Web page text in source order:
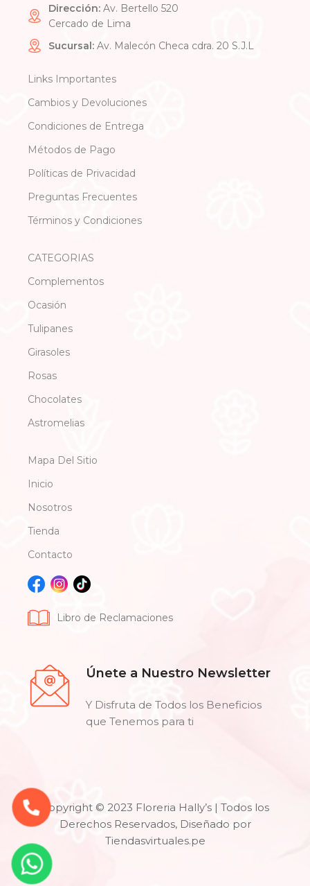
Dirección: Av. Bertello 520
Cercado de Lima
Sucursal: Av. Malecón Checa cdra. 20 S.J.L
Links Importantes
Cambios y Devoluciones
Condiciones de Entrega
Métodos de Pago
Políticas de Privacidad
Preguntas Frecuentes
Términos y Condiciones
CATEGORIAS
Complementos
Ocasión
Tulipanes
Girasoles
Rosas
Chocolates
Astromelias
Mapa Del Sitio
Inicio
Nosotros
Tienda
Contacto
Libro de Reclamaciones
Únete a Nuestro Newsletter
Y Disfruta de Todos los Beneficios
que Tenemos para ti
Copyright © 2023 Floreria Hally’s | Todos los
Derechos Reservados, Diseñado por
Tiendasvirtuales.pe